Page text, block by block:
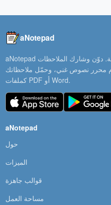
aNotepad
aNotepad هو مفكرة إلكترونية سريعة ونظيفة. دوّن وشارك الملاحظات
محرر نصوص غني، وحمّل ملاحظاتك
كملفات PDF أو Word.
aNotepad
حول
الميزات
قوالب جاهزة
مساحة العمل